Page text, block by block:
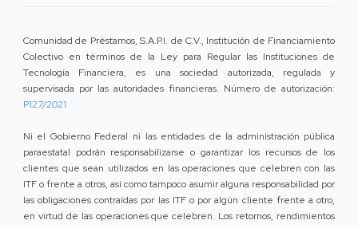
Comunidad de Préstamos, S.A.P.I. de C.V., Institución de Financiamiento
Colectivo en términos de la Ley para Regular las Instituciones de
Tecnología Financiera, es una sociedad autorizada, regulada y
supervisada por las autoridades financieras. Número de autorización:
P127/2021
Ni el Gobierno Federal ni las entidades de la administración pública
paraestatal podrán responsabilizarse o garantizar los recursos de los
clientes que sean utilizados en las operaciones que celebren con las
ITF o frente a otros, así como tampoco asumir alguna responsabilidad por
las obligaciones contraídas por las ITF o por algún cliente frente a otro,
en virtud de las operaciones que celebren. Los retornos, rendimientos